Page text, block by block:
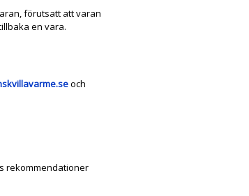
förutsatt att varan
en vara.
och
rekommendationer